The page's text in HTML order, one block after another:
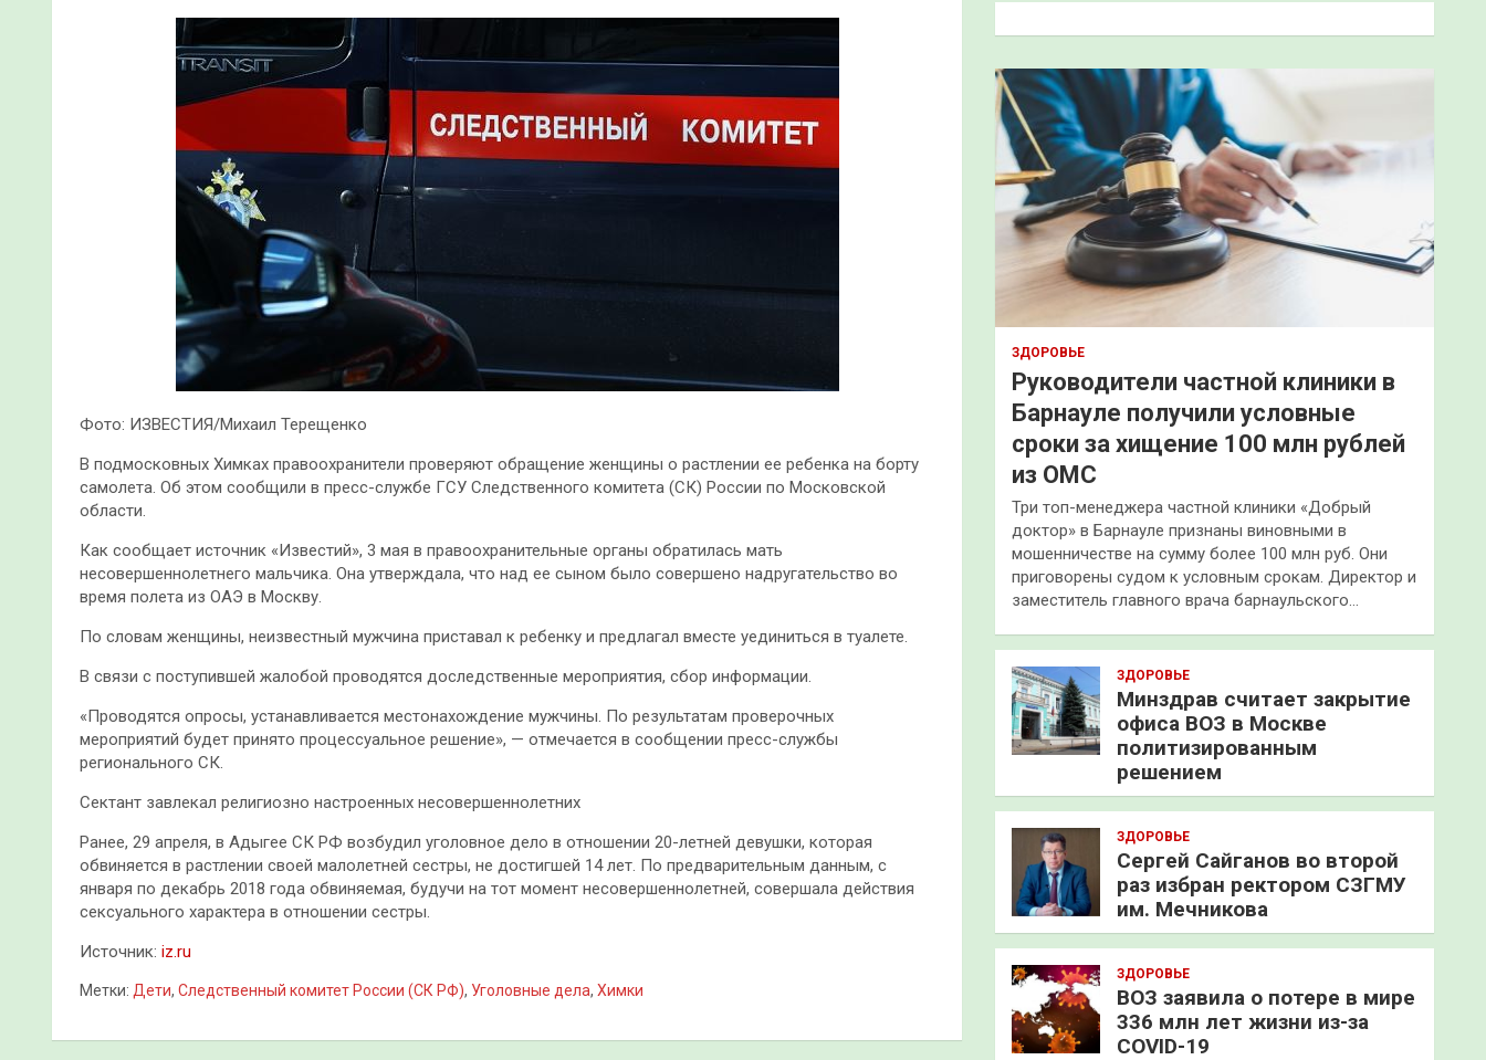
Фото: ИЗВЕСТИЯ/Михаил Терещенко
В подмосковных Химках правоохранители проверяют обращение женщины о растлении ее ребенка на борту
самолета. Об этом сообщили в пресс-службе ГСУ Следственного комитета (СК) России по Московской
области.
Как сообщает источник «Известий», 3 мая в правоохранительные органы обратилась мать
несовершеннолетнего мальчика. Она утверждала, что над ее сыном было совершено надругательство во
время полета из ОАЭ в Москву.
По словам женщины, неизвестный мужчина приставал к ребенку и предлагал вместе уединиться в туалете.
В связи с поступившей жалобой проводятся доследственные мероприятия, сбор информации.
«Проводятся опросы, устанавливается местонахождение мужчины. По результатам проверочных
мероприятий будет принято процессуальное решение», — отмечается в сообщении пресс-службы
регионального СК.
Сектант завлекал религиозно настроенных несовершеннолетних
Ранее, 29 апреля, в Адыгее СК РФ возбудил уголовное дело в отношении 20-летней девушки, которая
обвиняется в растлении своей малолетней сестры, не достигшей 14 лет. По предварительным данным, с
января по декабрь 2018 года обвиняемая, будучи на тот момент несовершеннолетней, совершала действия
сексуального характера в отношении сестры.
Источник: iz.ru
Метки: Дети, Следственный комитет России (СК РФ), Уголовные дела, Химки
к
ЗДОРОВЬЕ
Руководители частной клиники в
Барнауле получили условные
сроки за хищение 100 млн рублей
из ОМС
Три топ-менеджера частной клиники «Добрый
доктор» в Барнауле признаны виновными в
мошенничестве на сумму более 100 млн руб. Они
приговорены судом к условным срокам. Директор и
заместитель главного врача барнаульского…
ЗДОРОВЬЕ
Минздрав считает закрытие
офиса ВОЗ в Москве
политизированным
решением
ЗДОРОВЬЕ
Сергей Сайганов во второй
раз избран ректором СЗГМУ
им. Мечникова
ЗДОРОВЬЕ
ВОЗ заявила о потере в мире
336 млн лет жизни из-за
COVID-19